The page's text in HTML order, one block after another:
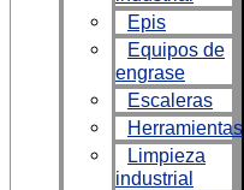
Epis
Equipos de
engrase
Escaleras
Herramientas
Limpieza
industrial